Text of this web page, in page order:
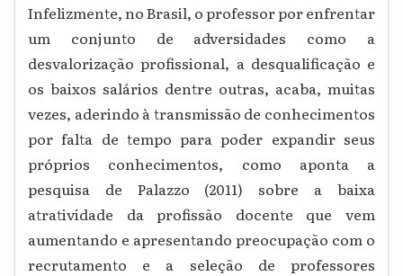
Infelizmente, no Brasil, o professor por enfrentar
um conjunto de adversidades como a
desvalorização profissional, a desqualificação e
os baixos salários dentre outras, acaba, muitas
vezes, aderindo à transmissão de conhecimentos
por falta de tempo para poder expandir seus
próprios conhecimentos, como aponta a
pesquisa de Palazzo (2011) sobre a baixa
atratividade da profissão docente que vem
aumentando e apresentando preocupação com o
recrutamento e a seleção de professores